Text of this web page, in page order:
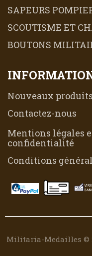
SAPEURS
SCOUTISME ET
BOUTONS
Nouveaux produits
Contactez-nous
Mentions légales
confidentialité
Conditions
Militaria-Medailles ©